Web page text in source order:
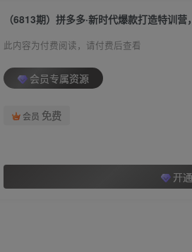
（6813期）拼多多·新时代爆款打造特训
此内容为付费阅读，请付费后查看
会员专属资源
会员 免费
开